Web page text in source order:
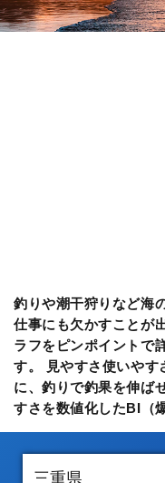
釣りや潮干狩りなど海
仕事にも欠かすことが
ラフをピンポイントで
す。 見やすさ使いやす
に、釣りで釣果を伸ば
すさを数値化したBI（